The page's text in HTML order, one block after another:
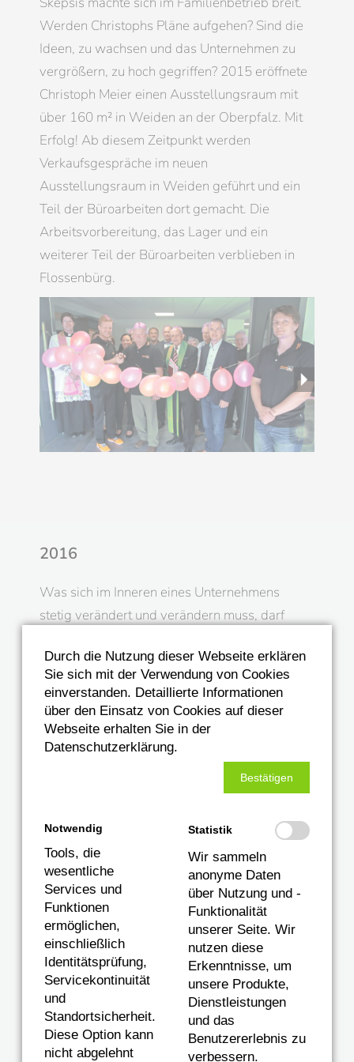
Werden Christophs Pläne aufgehen? Sind die
Ideen, zu wachsen und das Unternehmen zu
vergrößern, zu hoch gegriffen? 2015 eröffnete
Christoph Meier einen Ausstellungsraum mit
über 160 m² in Weiden an der Oberpfalz. Mit
Erfolg! Ab diesem Zeitpunkt werden
Verkaufsgespräche im neuen
Ausstellungsraum in Weiden geführt und ein
Teil der Büroarbeiten dort gemacht. Die
Arbeitsvorbereitung, das Lager und ein
weiterer Teil der Büroarbeiten verblieben in
Flossenbürg.
2016
Was sich im Inneren eines Unternehmens
stetig verändert und verändern muss, darf
Christoph Meier den Außenauftritt an und legte
ein neues Corporate Identity fest.
2018
Die Bauelemente Meier GmbH & Co. KG
wächst weiter. Christoph Meier vergrößert das
Team und stellt Außendienst- und Montage-
Durch die Nutzung dieser Webseite erklären
Sie sich mit der Verwendung von Cookies
einverstanden. Detaillierte Informationen
über den Einsatz von Cookies auf dieser
Webseite erhalten Sie in der
Datenschutzerklärung.
Bestätigen
Notwendig
Tools, die
wesentliche
Services und
Funktionen
ermöglichen,
einschließlich
Identitätsprüfung,
Servicekontinuität
und
Standortsicherheit.
Diese Option kann
nicht abgelehnt
Statistik
Wir sammeln
anonyme Daten
über Nutzung und -
Funktionalität
unserer Seite. Wir
nutzen diese
Erkenntnisse, um
unsere Produkte,
Dienstleistungen
und das
Benutzererlebnis zu
verbessern.